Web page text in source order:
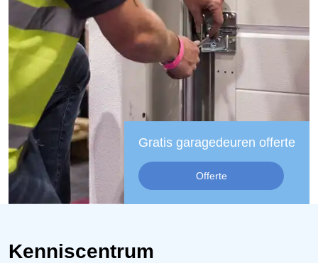
Gratis garagedeuren offerte
Offerte
Kenniscentrum